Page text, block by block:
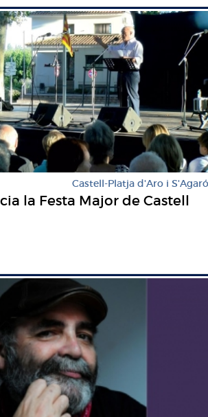
Castell-Platja d'Aro i S'Agaró
la Festa Major de Castell